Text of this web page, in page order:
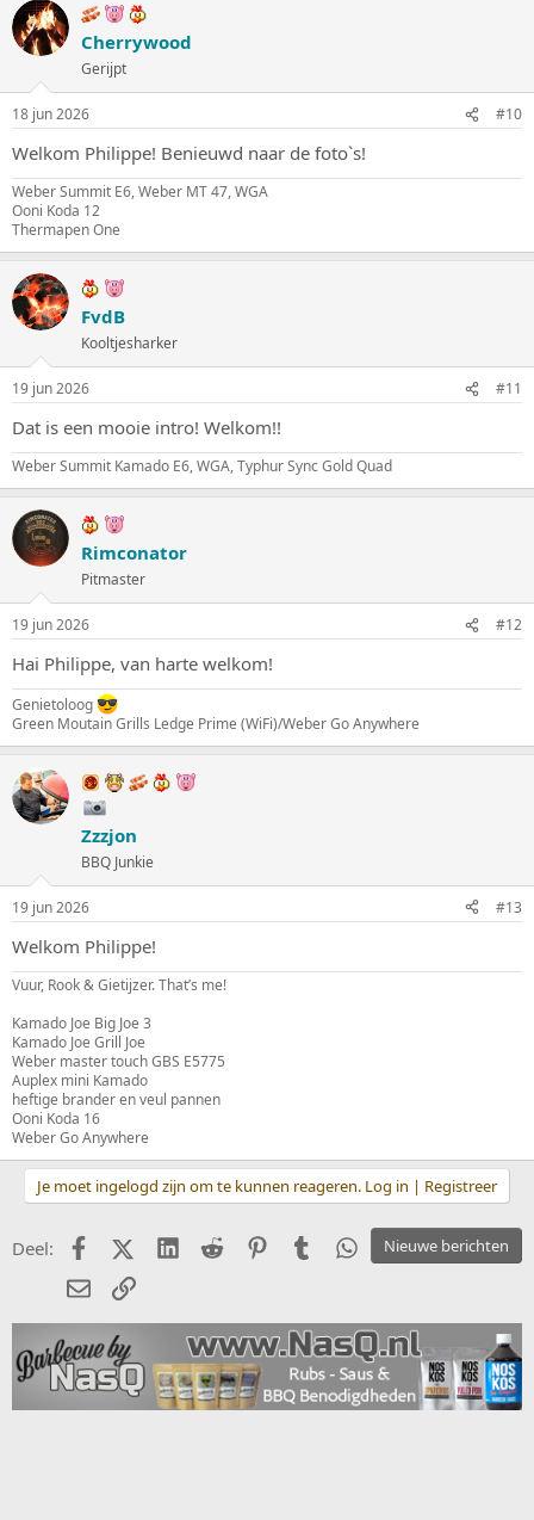
Cherrywood
Gerijpt
18 jun 2026 #10
Welkom Philippe! Benieuwd naar de foto`s!
Weber Summit E6, Weber MT 47, WGA
Ooni Koda 12
Thermapen One
FvdB
Kooltjesharker
19 jun 2026 #11
Dat is een mooie intro! Welkom!!
Weber Summit Kamado E6, WGA, Typhur Sync Gold Quad
Rimconator
Pitmaster
19 jun 2026 #12
Hai Philippe, van harte welkom!
Genietoloog
Green Moutain Grills Ledge Prime (WiFi)/Weber Go Anywhere
Zzzjon
BBQ Junkie
19 jun 2026 #13
Welkom Philippe!
Vuur, Rook & Gietijzer. That’s me!
Kamado Joe Big Joe 3
Kamado Joe Grill Joe
Weber master touch GBS E5775
Auplex mini Kamado
heftige brander en veul pannen
Ooni Koda 16
Weber Go Anywhere
Je moet ingelogd zijn om te kunnen reageren. Log in | Registreer
Nieuwe berichten
Deel: FacebookX (Twitter)
LinkedIn
Reddit PinterestTumblrWhatsApp
E-mailkoppeling